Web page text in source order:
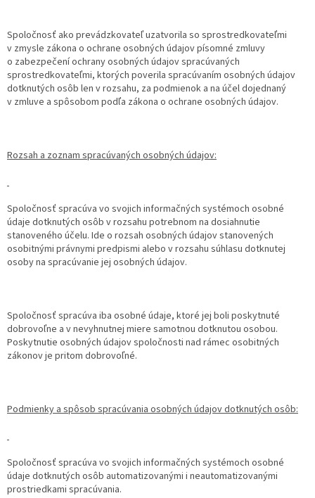
Spoločnosť ako prevádzkovateľ uzatvorila so sprostredkovateľmi
v zmysle zákona o ochrane osobných údajov písomné zmluvy
o zabezpečení ochrany osobných údajov spracúvaných
sprostredkovateľmi, ktorých poverila spracúvaním osobných údajov
dotknutých osôb len v rozsahu, za podmienok a na účel dojednaný
v zmluve a spôsobom podľa zákona o ochrane osobných údajov.
Rozsah a zoznam spracúvaných osobných údajov:
Spoločnosť spracúva vo svojich informačných systémoch osobné
údaje dotknutých osôb v rozsahu potrebnom na dosiahnutie
stanoveného účelu. Ide o rozsah osobných údajov stanovených
osobitnými právnymi predpismi alebo v rozsahu súhlasu dotknutej
osoby na spracúvanie jej osobných údajov.
Spoločnosť spracúva iba osobné údaje, ktoré jej boli poskytnuté
dobrovoľne a v nevyhnutnej miere samotnou dotknutou osobou.
Poskytnutie osobných údajov spoločnosti nad rámec osobitných
zákonov je pritom dobrovoľné.
Podmienky a spôsob spracúvania osobných údajov dotknutých osôb:
Spoločnosť spracúva vo svojich informačných systémoch osobné
údaje dotknutých osôb automatizovanými i neautomatizovanými
prostriedkami spracúvania.